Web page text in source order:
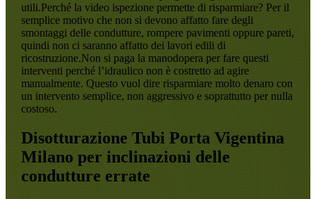
utili.Perché la video ispezione permette di risparmiare? Per il
semplice motivo che non si devono affatto fare degli
smontaggi delle condutture, rompere pavimenti oppure pareti,
quindi non ci saranno affatto dei lavori edili di
ricostruzione.Non si paga la manodopera per fare questi
interventi perché l’idraulico non è costretto ad agire
manualmente. Questo vuol dire risparmiare molto denaro con
un intervento semplice, non aggressivo e soprattutto per nulla
costoso.
Disotturazione Tubi Porta Vigentina
Milano per inclinazioni delle
condutture errate